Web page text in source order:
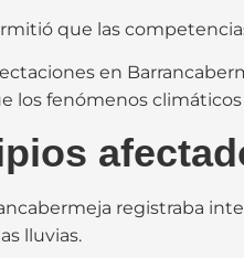
que las
en
los fenómenos
registraba
lluvias.